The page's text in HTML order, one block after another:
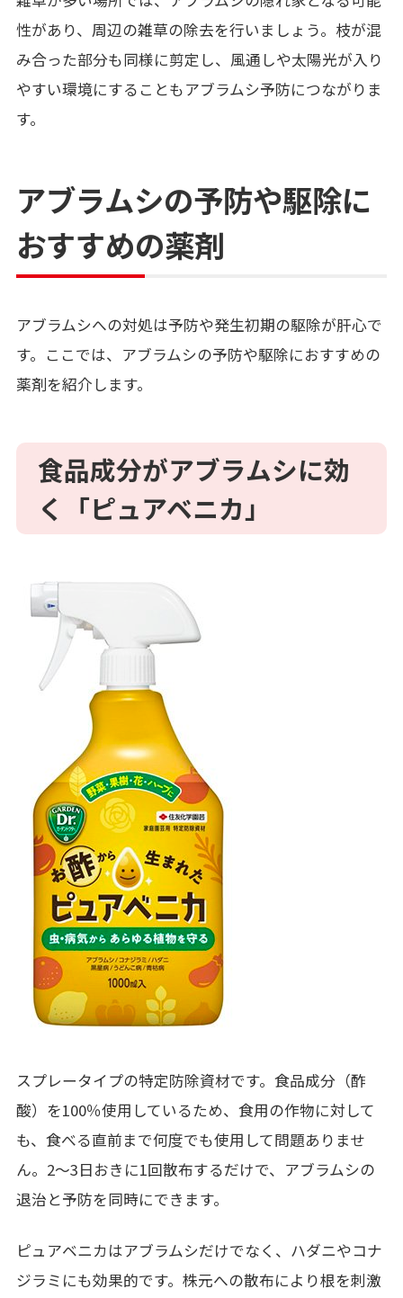
性があり、周辺の雑草の除去を行いましょう。枝が混
み合った部分も同様に剪定し、風通しや太陽光が入り
やすい環境にすることもアブラムシ予防につながりま
す。
アブラムシの予防や駆除に
おすすめの薬剤
アブラムシへの対処は予防や発生初期の駆除が肝心で
す。ここでは、アブラムシの予防や駆除におすすめの
薬剤を紹介します。
食品成分がアブラムシに効
く「ピュアベニカ」
スプレータイプの特定防除資材です。食品成分（酢
酸）を100％使用しているため、食用の作物に対して
も、食べる直前まで何度でも使用して問題ありませ
ん。 2～3日おきに1回散布するだけで、アブラムシの
退治と予防を同時にできます。
ピュアベニカはアブラムシだけでなく、ハダニやコナ
ジラミにも効果的です。株元への散布により根を刺激